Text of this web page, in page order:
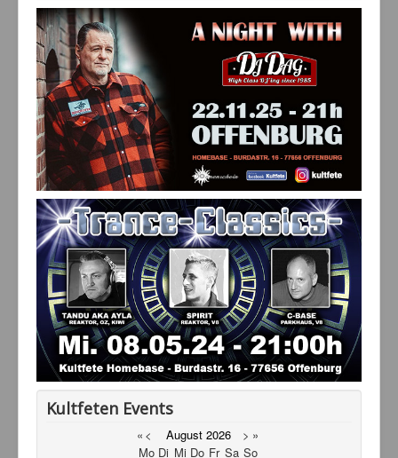
Kultfeten Events
« < August 2026 > »
Mo Di Mi Do Fr Sa So